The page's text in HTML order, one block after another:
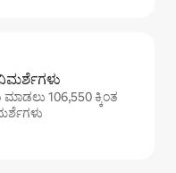
106,550 ಕ್ಕಿಂತ